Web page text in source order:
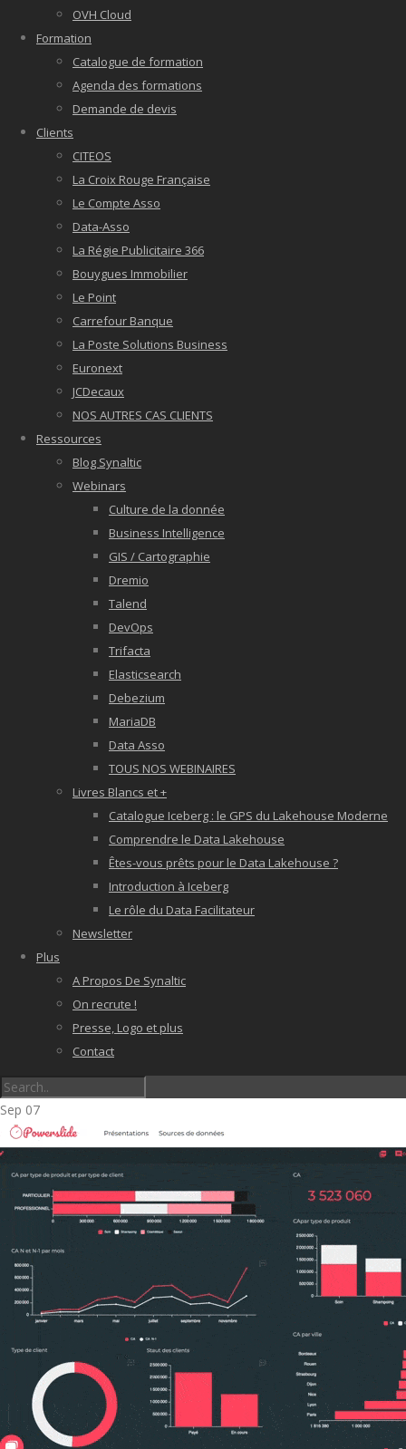
OVH Cloud
Formation
Catalogue de formation
Agenda des formations
Demande de devis
Clients
CITEOS
La Croix Rouge Française
Le Compte Asso
Data-Asso
La Régie Publicitaire 366
Bouygues Immobilier
Le Point
Carrefour Banque
La Poste Solutions Business
Euronext
JCDecaux
NOS AUTRES CAS CLIENTS
Ressources
Blog Synaltic
Webinars
Culture de la donnée
Business Intelligence
GIS / Cartographie
Dremio
Talend
DevOps
Trifacta
Elasticsearch
Debezium
MariaDB
Data Asso
TOUS NOS WEBINAIRES
Livres Blancs et +
Catalogue Iceberg : le GPS du Lakehouse Moderne
Comprendre le Data Lakehouse
Êtes-vous prêts pour le Data Lakehouse ?
Introduction à Iceberg
Le rôle du Data Facilitateur
Newsletter
Plus
A Propos De Synaltic
On recrute !
Presse, Logo et plus
Contact
Sep 07